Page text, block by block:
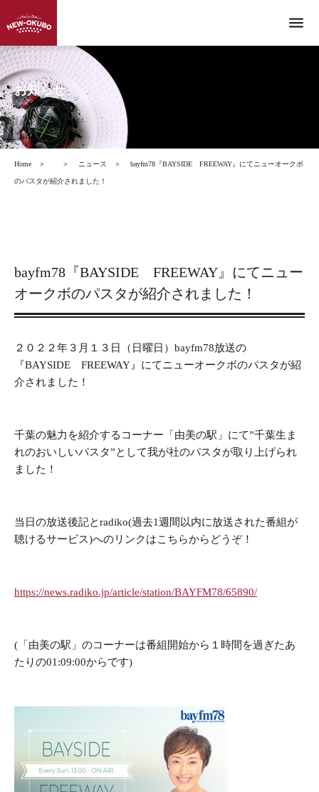
menu
お知らせ
Home ＞ ＞ ニュース ＞ bayfm78『BAYSIDE FREEWAY』にてニューオークボ
のパスタが紹介されました！
bayfm78『BAYSIDE FREEWAY』にてニュー
オークボのパスタが紹介されました！
２０２２年３月１３日（日曜日）bayfm78放送の
『BAYSIDE FREEWAY』にてニューオークボのパスタが紹
介されました！
千葉の魅力を紹介するコーナー「由美の駅」にて”千葉生ま
れのおいしいパスタ”として我が社のパスタが取り上げられ
ました！
当日の放送後記とradiko(過去1週間以内に放送された番組が
聴けるサービス)へのリンクはこちらからどうぞ！
https://news.radiko.jp/article/station/BAYFM78/65890/
(「由美の駅」のコーナーは番組開始から１時間を過ぎたあ
たりの01:09:00からです)